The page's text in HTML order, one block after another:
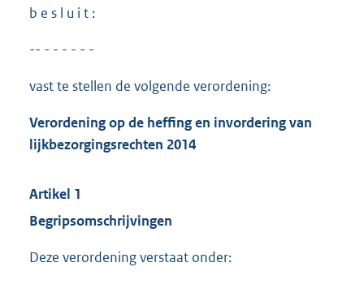
b e s l u i t :
-- - - - - - -
vast te stellen de volgende verordening:
Verordening op de heffing en invordering van
lijkbezorgingsrechten 2014
Artikel 1
Begripsomschrijvingen
Deze verordening verstaat onder: